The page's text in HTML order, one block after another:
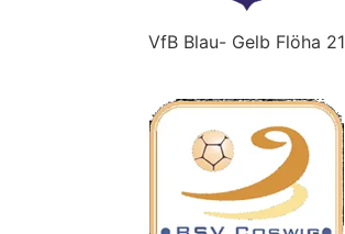
VfB Blau- Gelb Flöha 21